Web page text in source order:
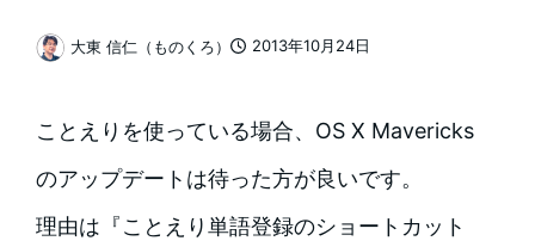
2013年10月24日
著
大東 信仁（ものくろ）
ことえりを使っている場合、OS X Mavericks
のアップデートは待った方が良いです。
理由は『ことえり単語登録のショートカット